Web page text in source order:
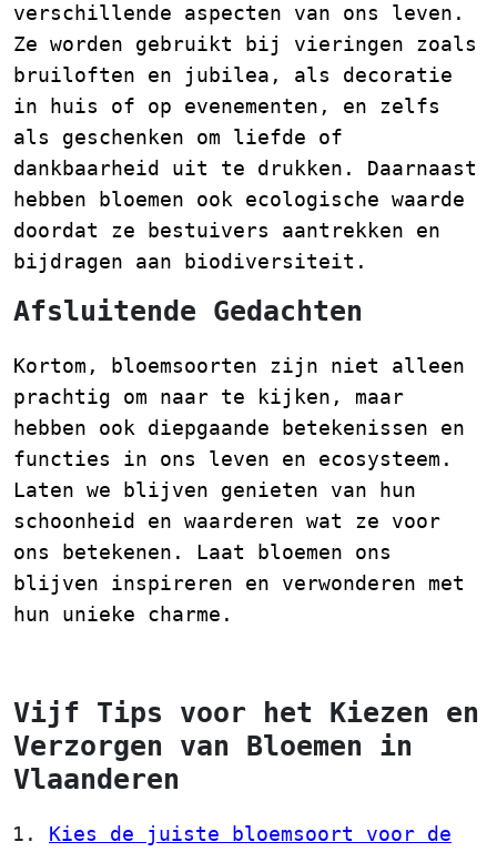
verschillende aspecten van ons leven.
Ze worden gebruikt bij vieringen zoals
bruiloften en jubilea, als decoratie
in huis of op evenementen, en zelfs
als geschenken om liefde of
dankbaarheid uit te drukken. Daarnaast
hebben bloemen ook ecologische waarde
doordat ze bestuivers aantrekken en
bijdragen aan biodiversiteit.
Afsluitende Gedachten
Kortom, bloemsoorten zijn niet alleen
prachtig om naar te kijken, maar
hebben ook diepgaande betekenissen en
functies in ons leven en ecosysteem.
Laten we blijven genieten van hun
schoonheid en waarderen wat ze voor
ons betekenen. Laat bloemen ons
blijven inspireren en verwonderen met
hun unieke charme.
Vijf Tips voor het Kiezen en
Verzorgen van Bloemen in
Vlaanderen
Kies de juiste bloemsoort voor de